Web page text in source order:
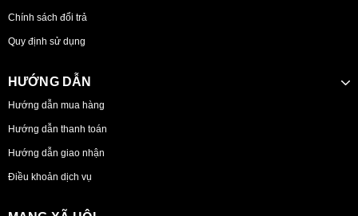
Chính sách đổi trả
Quy định sử dụng
HƯỚNG DẪN
Hướng dẫn mua hàng
Hướng dẫn thanh toán
Hướng dẫn giao nhận
Điều khoản dịch vụ